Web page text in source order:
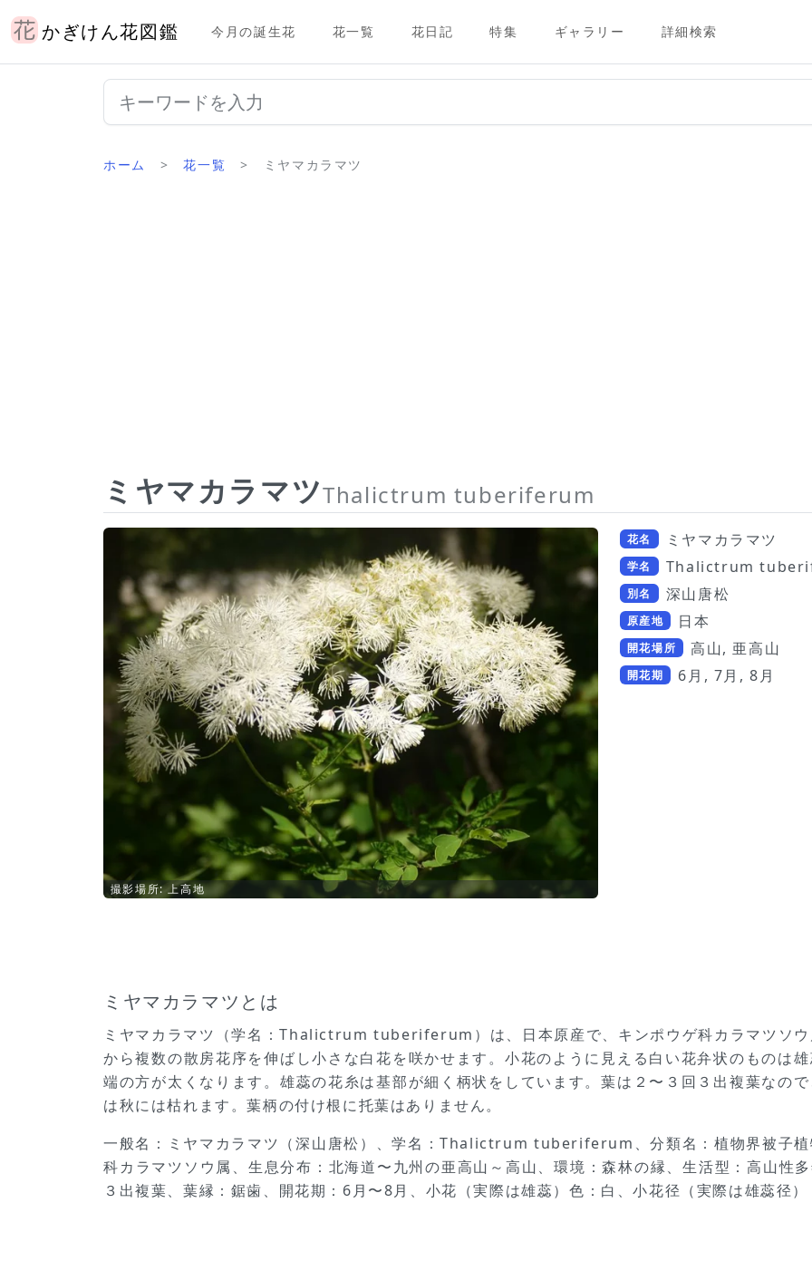
かぎけん花図鑑 今月の誕生花 花一覧 花日記 特集 ギャラリー 詳細検索
ホーム 花一覧 ミヤマカラマツ
ミヤマカラマツThalictrum tuberiferum
撮影場所: 上高地
花名 ミヤマカラマツ
学名 Thalictrum
別名 深山唐松
原産地 日本
開花場所 高山, 亜高山
開花期 6月, 7月, 8月
ミヤマカラマツとは
ミヤマカラマツ（学名：Thalictrum tuberiferum）は、日本原産で、キンポウゲ科カラマツソウ
から複数の散房花序を伸ばし小さな白花を咲かせます。小花のように見える白い花弁状のものは
端の方が太くなります。雄蕊の花糸は基部が細く柄状をしています。葉は２〜３回３出複葉なの
は秋には枯れます。葉柄の付け根に托葉はありません。
一般名：ミヤマカラマツ（深山唐松）、学名：Thalictrum tuberiferum、分類名：植物界被子植
科カラマツソウ属、生息分布：北海道〜九州の亜高山～高山、環境：森林の縁、生活型：高山性
３出複葉、葉縁：鋸歯、開花期：6月〜8月、小花（実際は雄蕊）色：白、小花径（実際は雄蕊径）